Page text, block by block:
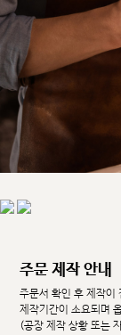
주문 제작 안내
주문서 확인 후 제작
제작기간이 소요되며
(공장 제작 상황 또는